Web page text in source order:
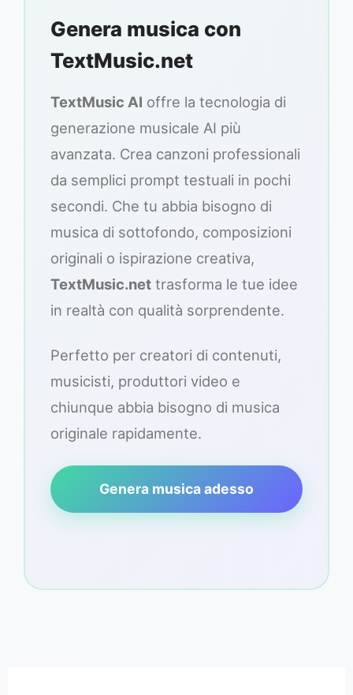
Genera musica con
TextMusic.net
TextMusic AI offre la tecnologia di
generazione musicale AI più
avanzata. Crea canzoni professionali
da semplici prompt testuali in pochi
secondi. Che tu abbia bisogno di
musica di sottofondo, composizioni
originali o ispirazione creativa,
TextMusic.net trasforma le tue idee
in realtà con qualità sorprendente.
Perfetto per creatori di contenuti,
musicisti, produttori video e
chiunque abbia bisogno di musica
originale rapidamente.
Genera musica adesso